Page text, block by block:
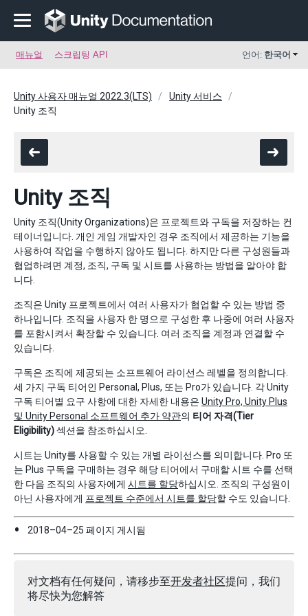
매뉴얼 스크립팅 API 언어: 한국어
Unity 사용자 매뉴얼 2022.3(LTS)
Unity 서비스
Unity 조직
Unity 조직
Unity 조직(Unity Organizations)은 프로젝트와 구독을 저장하는 컨
테이너입니다. 개인 게임 개발자인 경우 조직에서 제공하는 기능을
사용하여 작업을 수행하지 않아도 됩니다. 하지만 다른 구성원들과
협업하려면 계정, 조직, 구독 및 시트를 사용하는 방법을 알아야 합
니다.
조직은 Unity 프로젝트에서 여러 사용자가 협업할 수 있는 방법 중
하나입니다. 조직을 사용자 한 명으로 구성한 후 나중에 여러 사용자
를 포함시켜서 확장할 수 있습니다. 여러 조직을 계정과 연결할 수
있습니다.
구독은 조직에 제공되는 소프트웨어 라이선스 레벨을 정의합니다.
세 가지 구독 티어인 Personal, Plus, 또는 Pro가 있습니다. 각 Unity
구독 티어별 요구 사항에 대한 자세한 내용은 Unity Pro, Unity Plus
및 Unity Personal 소프트웨어 추가 약관의 티어 자격(Tier
Eligibility)섹션을 참조하십시오.
시트는 Unity를 사용할 수 있는 개별 라이선스를 의미합니다. Pro 또
는 Plus 구독을 구매하는 경우 해당 티어에서 구매할 시트 수를 선택
한 다음 조직의 사용자에게 시트를 할당하십시오. 조직의 구성원이
아닌 사용자에게 프로젝트 수준에서 시트를 할당할 수도 있습니다.
2018–04–25 페이지 게시됨
对文档有任何疑问，请移步至开发者社区提问，我们
将尽快为您解答